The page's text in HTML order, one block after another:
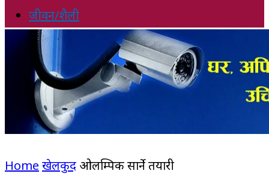
जीवन/शैली
Home खेलकुद ओलम्पिक सार्ने तयारी